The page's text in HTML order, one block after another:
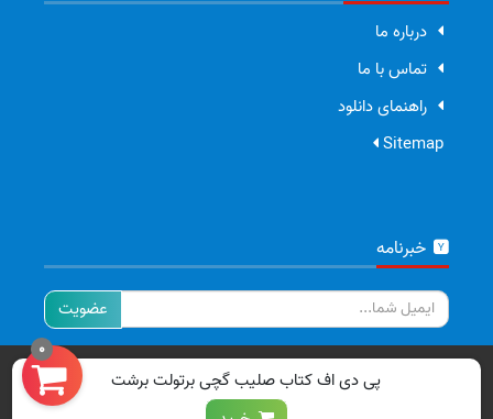
درباره ما
تماس با ما
راهنمای دانلود
Sitemap
خبرنامه
ایمیل
تمامی حقوق برای سایت ما محفوظ است.
0
پی دی اف کتاب صلیب گچی برتولت برشت